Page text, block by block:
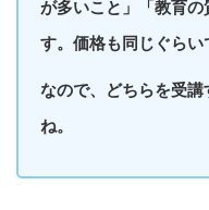
が多いこと」「教育
す。価格も同じぐらい
なので、どちらを受
ね。